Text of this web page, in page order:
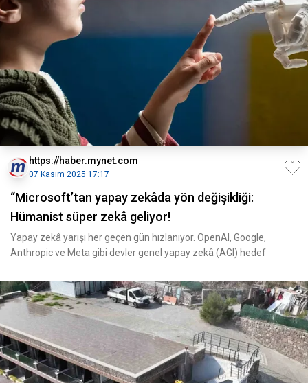
https://haber.mynet.com
07 Kasım 2025 17:17
“Microsoft’tan yapay zekâda yön değişikliği:
Hümanist süper zekâ geliyor!
Yapay zekâ yarışı her geçen gün hızlanıyor. OpenAI, Google,
Anthropic ve Meta gibi devler genel yapay zekâ (AGI) hedef